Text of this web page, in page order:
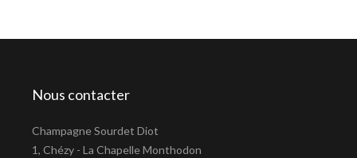
Nous contacter
Champagne Sourdet Diot
1, Chézy - La Chapelle Monthodon